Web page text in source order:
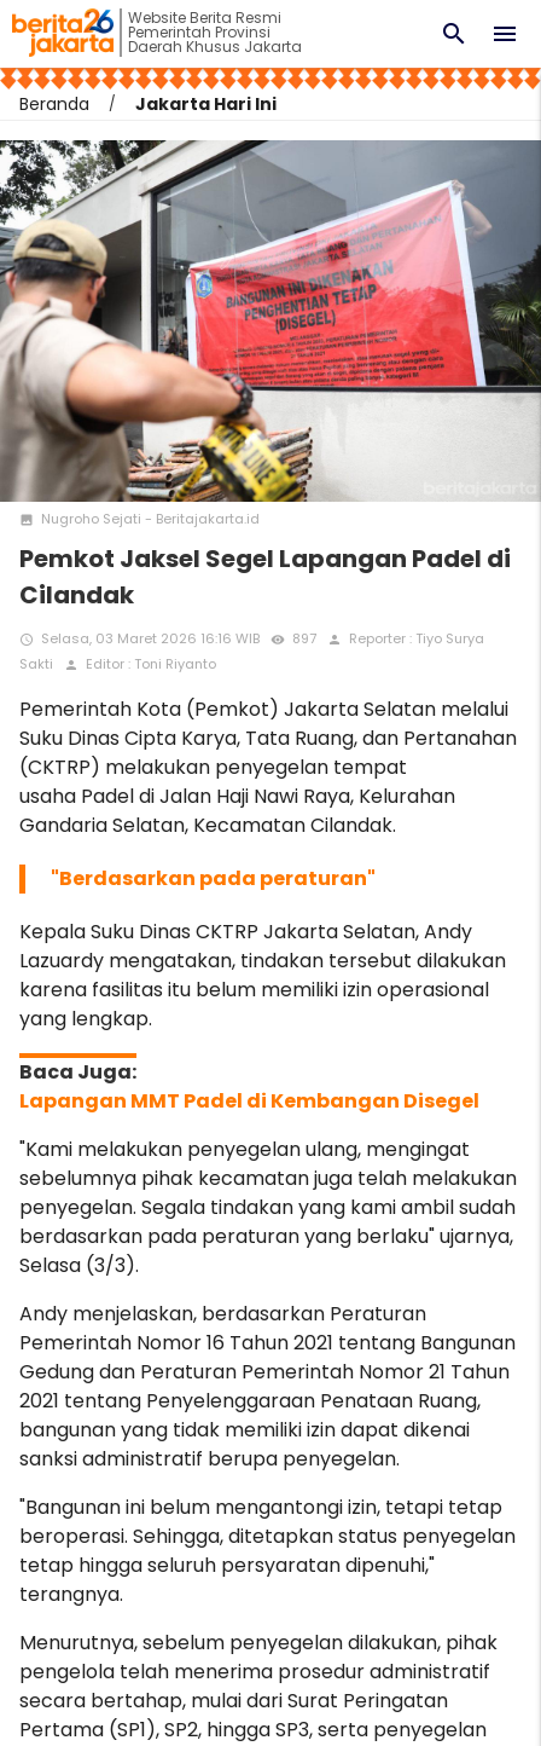
Website Berita Resmi
Pemerintah Provinsi
Daerah Khusus Jakarta menu
search
Beranda Jakarta Hari Ini
photo Nugroho Sejati - Beritajakarta.id
Pemkot Jaksel Segel Lapangan Padel di
Cilandak
access_time Selasa, 03 Maret 2026 16:16 WIB remove_red_eye 897 person
Reporter : Tiyo Surya
Sakti
person Editor : Toni Riyanto
Pemerintah Kota (Pemkot) Jakarta Selatan melalui
Suku Dinas Cipta Karya, Tata Ruang, dan Pertanahan
(CKTRP) melakukan penyegelan tempat
usaha Padel di Jalan Haji Nawi Raya, Kelurahan
Gandaria Selatan, Kecamatan Cilandak.
"Berdasarkan pada peraturan"
Kepala Suku Dinas CKTRP Jakarta Selatan, Andy
Lazuardy mengatakan, tindakan tersebut dilakukan
karena fasilitas itu belum memiliki izin operasional
yang lengkap.
Lapangan MMT Padel di Kembangan Disegel
"Kami melakukan penyegelan ulang, mengingat
sebelumnya pihak kecamatan juga telah melakukan
penyegelan. Segala tindakan yang kami ambil sudah
berdasarkan pada peraturan yang berlaku" ujarnya,
Selasa (3/3).
Andy menjelaskan, berdasarkan Peraturan
Pemerintah Nomor 16 Tahun 2021 tentang Bangunan
Gedung dan Peraturan Pemerintah Nomor 21 Tahun
2021 tentang Penyelenggaraan Penataan Ruang,
bangunan yang tidak memiliki izin dapat dikenai
sanksi administratif berupa penyegelan.
"Bangunan ini belum mengantongi izin, tetapi tetap
beroperasi. Sehingga, ditetapkan status penyegelan
tetap hingga seluruh persyaratan dipenuhi,"
terangnya.
Menurutnya, sebelum penyegelan dilakukan, pihak
pengelola telah menerima prosedur administratif
secara bertahap, mulai dari Surat Peringatan
Pertama (SP1), SP2, hingga SP3, serta penyegelan